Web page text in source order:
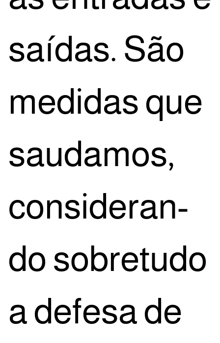
saí­das. São
medi­das que
sau­da­mos,
con­si­de­ran­
do sobre­tu­do
a defe­sa de